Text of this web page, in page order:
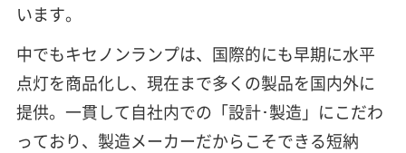
います。
中でもキセノンランプは、国際的にも早期に水平
点灯を商品化し、現在まで多くの製品を国内外に
提供。一貫して自社内での「設計･製造」にこだわ
っており、製造メーカーだからこそできる短納